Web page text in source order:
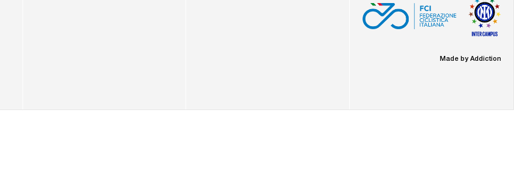
Made by Addiction